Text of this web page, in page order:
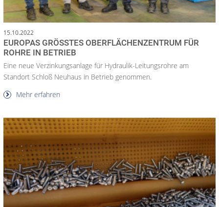
15.10.2022
EUROPAS GRÖSSTES OBERFLÄCHENZENTRUM FÜR R
OHRE IN BETRIEB
Eine neue Verzinkungsanlage für Hydraulik-Leitungsrohre am
Standort Schloß Neuhaus in Betrieb genommen.
Mehr erfahren